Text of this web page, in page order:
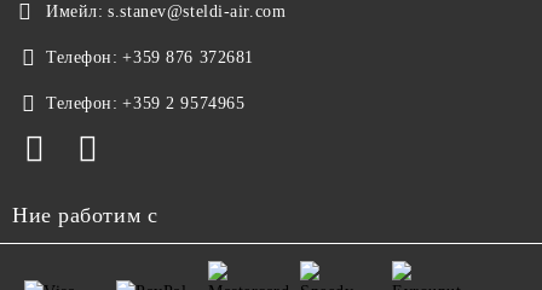
Имейл: s.stanev@steldi-air.com
Телефон: +359 876 372681
Телефон: +359 2 9574965
Ние работим с